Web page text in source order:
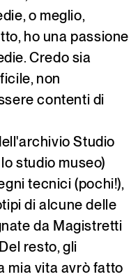
o meglio,
ho una passione
Credo sia
non
contenti di
Studio
studio museo)
tecnici (pochi!),
di alcune delle
da Magistretti
resto, gli
mia vita avrò fatto